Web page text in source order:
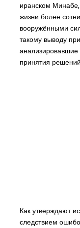
иранском
жизни более
вооружёнными
такому выводу
анализировавшие
принятия
Как утверждают
следствием